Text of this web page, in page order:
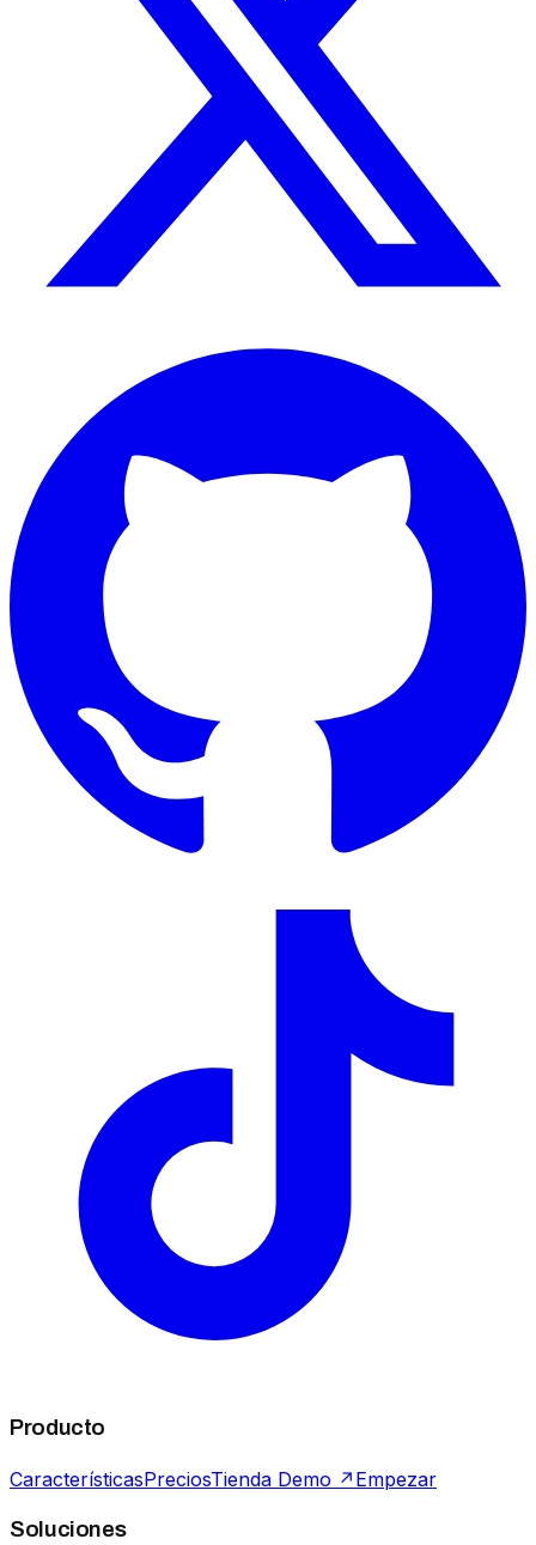
Producto
CaracterísticasPreciosTienda Demo ↗ Empezar
Soluciones